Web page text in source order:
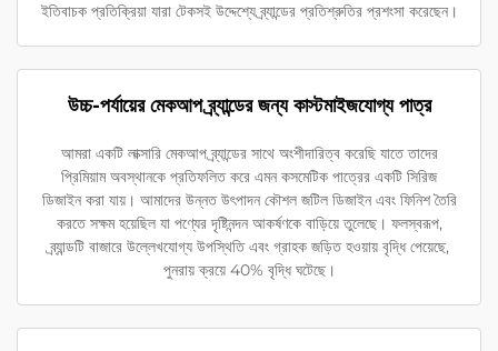
ইতিবাচক প্রতিক্রিয়া যারা টেকসই উদ্দেশ্যে ব্র্যান্ডের প্রতিশ্রুতির প্রশংসা করেছেন।
উচ্চ-পর্যায়ের মেকআপ ব্র্যান্ডের জন্য কাস্টমাইজযোগ্য পাত্র
আমরা একটি লাক্সারি মেকআপ ব্র্যান্ডের সাথে অংশীদারিত্ব করেছি যাতে তাদের
প্রিমিয়াম অবস্থানকে প্রতিফলিত করে এমন কসমেটিক পাত্রের একটি সিরিজ
ডিজাইন করা যায়। আমাদের উন্নত উৎপাদন কৌশল জটিল ডিজাইন এবং ফিনিশ তৈরি
করতে সক্ষম হয়েছিল যা পণ্যের দৃষ্টিনন্দন আকর্ষণকে বাড়িয়ে তুলেছে। ফলস্বরূপ,
ব্র্যান্ডটি বাজারে উল্লেখযোগ্য উপস্থিতি এবং গ্রাহক জড়িত হওয়ায় বৃদ্ধি পেয়েছে,
পুনরায় ক্রয়ে 40% বৃদ্ধি ঘটেছে।